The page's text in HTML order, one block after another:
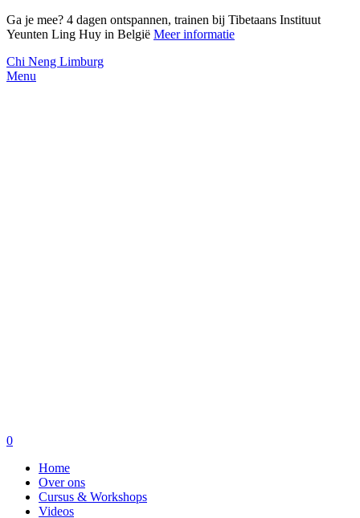
Ga je mee? 4 dagen ontspannen, trainen bij Tibetaans Instituut
Yeunten Ling Huy in België Meer informatie
Chi Neng Limburg
Menu
0
Home
Over ons
Cursus & Workshops
Videos